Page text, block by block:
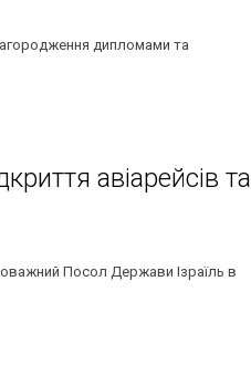
дипломами та
авіарейсів та
Посол Держави Ізраїль в